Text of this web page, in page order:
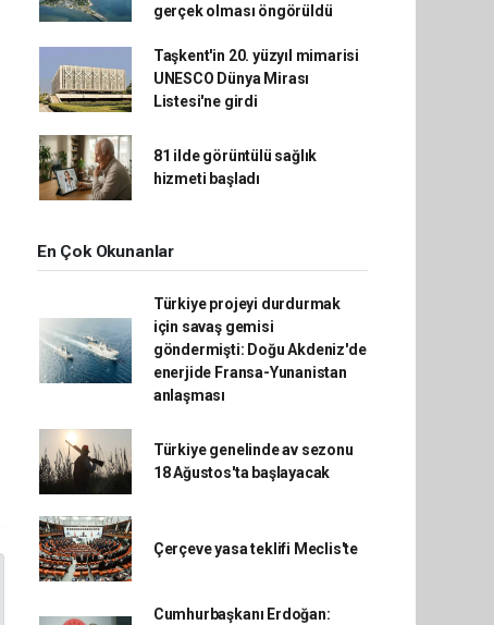
gerçek olması öngörüldü
Taşkent'in 20. yüzyıl mimarisi
UNESCO Dünya Mirası
Listesi'ne girdi
81 ilde görüntülü sağlık
hizmeti başladı
En Çok Okunanlar
Türkiye projeyi durdurmak
için savaş gemisi
göndermişti: Doğu Akdeniz'de
enerjide Fransa-Yunanistan
anlaşması
Türkiye genelinde av sezonu
18 Ağustos'ta başlayacak
Çerçeve yasa teklifi Meclis'te
Cumhurbaşkanı Erdoğan: